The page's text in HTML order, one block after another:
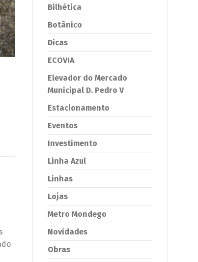
Bilhética
Botânico
Dicas
ECOVIA
Elevador do Mercado
Municipal D. Pedro V
Estacionamento
Eventos
Investimento
Linha Azul
Linhas
Lojas
Metro Mondego
Novidades
Obras